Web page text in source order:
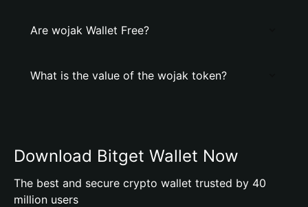
Are wojak Wallet Free?
What is the value of the wojak token?
Download Bitget Wallet Now
The best and secure crypto wallet trusted by 40
million users